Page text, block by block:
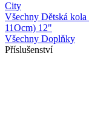
City
Všechny Dětská kola
11Ocm) 12"
Všechny Doplňky
Příslušenství